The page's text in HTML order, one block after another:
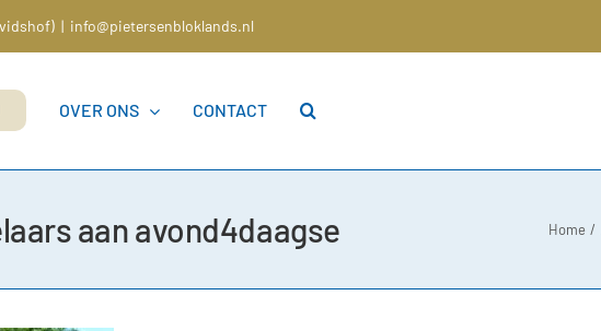
| info@pietersenbloklands.nl
OVER ONS CONTACT
aan avond4daagse Home